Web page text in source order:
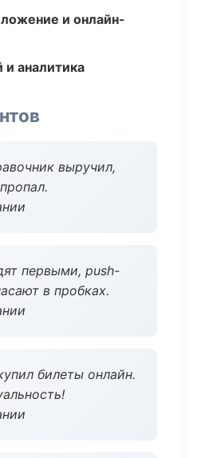
и онлайн-
и аналитика
выручил,
первыми, push-
в пробках.
билеты онлайн.